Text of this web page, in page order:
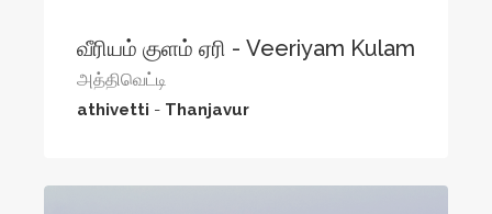
வீரியம் குளம் ஏரி - Veeriyam Kulam
அத்திவெட்டி
athivetti - Thanjavur